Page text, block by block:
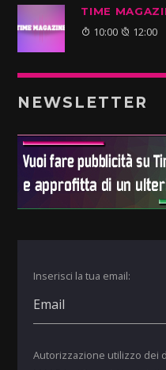
TIME
10:00 12:00
NEWSLETTER
Inserisci la tua email:
Autorizzazione utilizzo dei